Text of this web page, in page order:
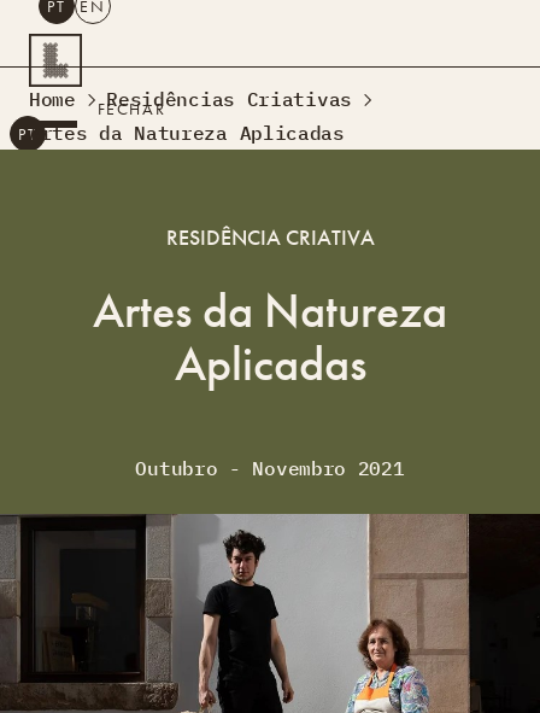
PESQUISAR
PT EN
Residências Criativas
Montra
PT EN
FECHAR
Home
Residências Criativas
Artes da Natureza Aplicadas
RESIDÊNCIA CRIATIVA
Artes da Natureza
Aplicadas
Outubro - Novembro 2021